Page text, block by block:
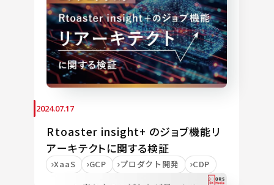
2024.07.17
Rtoaster insight+ のジョブ機能リ
アーキテクトに関する検証
XaaS GCP プロダクト開発 CDP